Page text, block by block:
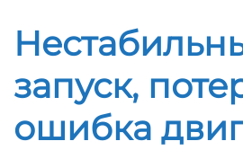
запуск,
ошибка